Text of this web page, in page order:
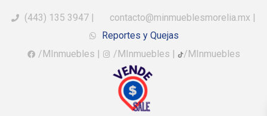
(443) 135 3947 | contacto@minmueblesmorelia.mx |
Reportes y Quejas
/MInmuebles | /MInmuebles | /MInmuebles